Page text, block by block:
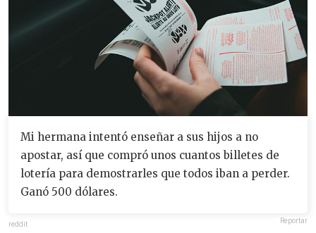
Mi hermana intentó enseñar a sus hijos a no
apostar, así que compró unos cuantos billetes de
lotería para demostrarles que todos iban a perder.
Ganó 500 dólares.
reddit Reportar